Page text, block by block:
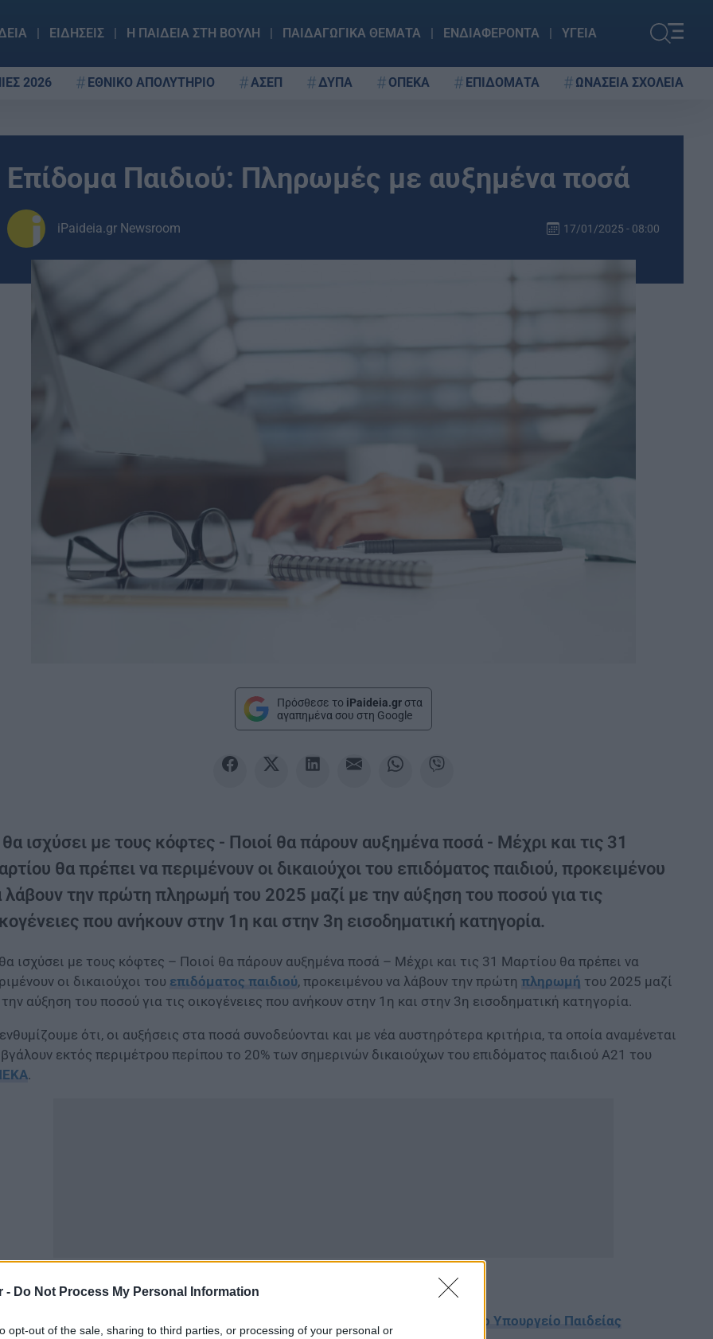
- Do Not Process My Personal Information
opt-out of the sale, sharing to third parties, or processing of your personal or
ΕΙΔΗΣΕΙΣ Η ΠΑΙΔΕΙΑ ΣΤΗ ΒΟΥΛΗ ΠΑΙΔΑΓΩΓΙΚΑ ΘΕΜΑΤΑ ΕΝΔΙΑΦΕΡΟΝΤΑ ΥΓΕΙΑ
2026 ΕΘΝΙΚΟ ΑΠΟΛΥΤΗΡΙΟ ΑΣΕΠ ΔΥΠΑ ΟΠΕΚΑ ΕΠΙΔΟΜΑΤΑ ΩΝΑΣΕΙΑ ΣΧΟΛΕΙΑ
Επίδομα Παιδιού: Πληρωμές με αυξημένα ποσά
iPaideia.gr Newsroom 17/01/2025 - 08:00
Πρόσθεσε το iPaideia.gr στα
αγαπημένα σου στη Google
θα ισχύσει με τους κόφτες - Ποιοί θα πάρουν αυξημένα ποσά - Μέχρι και τις 31
θα πρέπει να περιμένουν οι δικαιούχοι του επιδόματος παιδιού, προκειμένου
λάβουν την πρώτη πληρωμή του 2025 μαζί με την αύξηση του ποσού για τις
που ανήκουν στην 1η και στην 3η εισοδηματική κατηγορία.
ισχύσει με τους κόφτες – Ποιοί θα πάρουν αυξημένα ποσά – Μέχρι και τις 31 Μαρτίου θα πρέπει να
οι δικαιούχοι του επιδόματος παιδιού, προκειμένου να λάβουν την πρώτη πληρωμή του 2025 μαζί
αύξηση του ποσού για τις οικογένειες που ανήκουν στην 1η και στην 3η εισοδηματική κατηγορία.
ότι, οι αυξήσεις στα ποσά συνοδεύονται και με νέα αυστηρότερα κριτήρια, τα οποία αναμένεται
εκτός περιμέτρου περίπου το 20% των σημερινών δικαιούχων του επιδόματος παιδιού Α21 του
.
Σχολεία: Τι θα γίνει με τις απουσίες λόγω γρίπης – Τι ετοιμάζει το Υπουργείο Παιδείας